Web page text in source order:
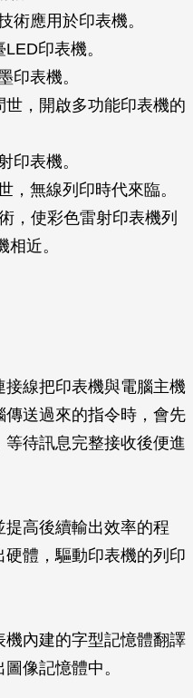
應用於印表機。
印表機。
印表機。
，開啟多功能印表機的
印表機。
無線列印時代來臨。
，使彩色雷射印表機列
近。
線把印表機與電腦主機
送過來的指令時，會先
待訊息完整接收後便進
高後續輸出效率的程
體，驅動印表機的列印
內建的字型記憶體翻譯
像記憶體中。